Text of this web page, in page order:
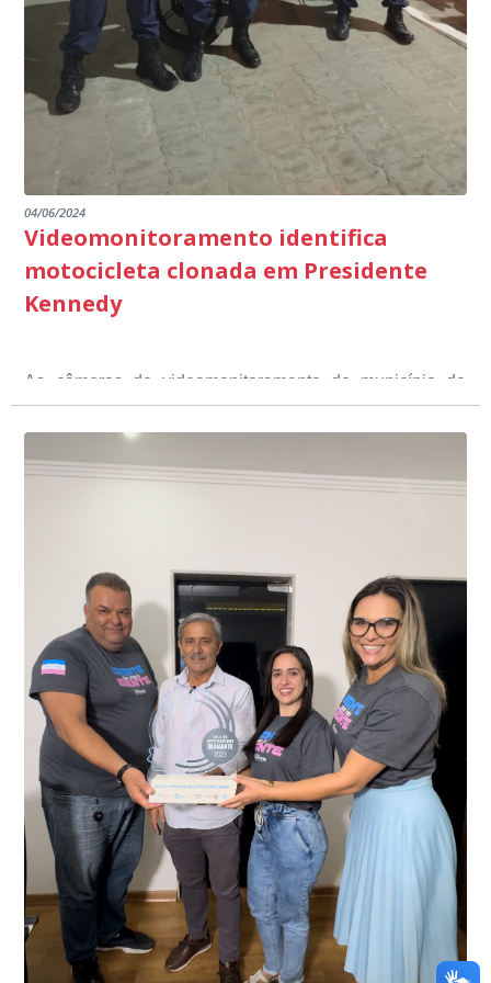
emocionantes de pais e professores no decorrer da
escuta pública.
04/06/2024
Videomonitoramento identifica
motocicleta clonada em Presidente
Kennedy
As câmeras de videomonitoramento do município de
Presidente Kennedy identificaram neste fim de semana,
01 de junho, uma motocicleta com indícios de
adulteração, imediatamente, a central de
videomonitoramento acionou a Guarda Civil Municipal,
Durante a abordagem a adulteração foi comprovada,
através da conferência do Chassi, a motocicleta, bem
conta do sistema de videomonitoramento instalado
recentemente em todo o município de Presidente
Kennedy, o sistema é integrado com outros municípios
do país, sendo possível a identificação de veículos por
meio do cruzamento de informações, nesse caso
específico, com dados de uma cidade do Estado do Rio
de Janeiro.
“Mais de 100 câmeras foram instaladas na sede e no
interior de Presidente Kennedy, garantindo mais
segurança à população, seja nas ruas, no comércio, os
produtores agropecuários. Estamos no rumo certo,
parabéns a todos os servidores que contribuem para a
segurança da nossa cidade”, destaca o prefeito Dorlei
Fontão.